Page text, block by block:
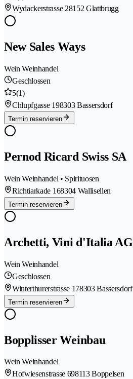
Wydackerstrasse 28152 Glattbrugg
New Sales Ways
Wein Weinhandel
Geschlossen
5(1)
Chlupfgasse 198303 Bassersdorf
Termin reservieren
Pernod Ricard Swiss SA
Wein Weinhandel • Spirituosen
Richtiarkade 168304 Wallisellen
Termin reservieren
Archetti, Vini d'Italia AG
Wein Weinhandel
Geschlossen
Winterthurerstrasse 178303 Bassersdorf
Termin reservieren
Bopplisser Weinbau
Wein Weinhandel
Hofwiesenstrasse 698113 Boppelsen